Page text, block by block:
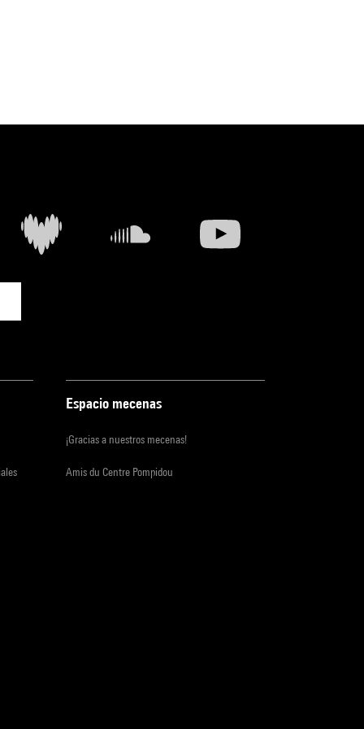
Espacio mecenas
¡Gracias a nuestros mecenas!
Amis du Centre Pompidou